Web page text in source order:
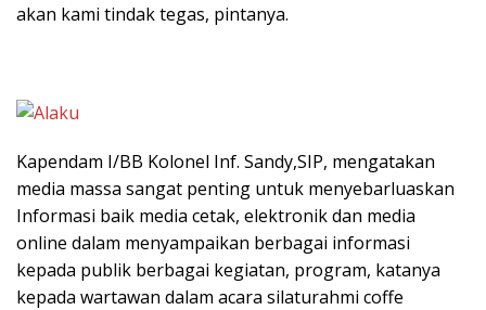
akan kami tindak tegas, pintanya.
Kapendam I/BB Kolonel Inf. Sandy,SIP, mengatakan
media massa sangat penting untuk menyebarluaskan
Informasi baik media cetak, elektronik dan media
online dalam menyampaikan berbagai informasi
kepada publik berbagai kegiatan, program, katanya
kepada wartawan dalam acara silaturahmi coffe